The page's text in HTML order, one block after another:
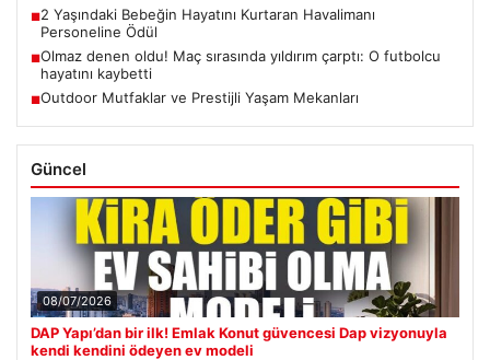
■2 Yaşındaki Bebeğin Hayatını Kurtaran Havalimanı
Personeline Ödül
■Olmaz denen oldu! Maç sırasında yıldırım çarptı: O futbolcu
hayatını kaybetti
■Outdoor Mutfaklar ve Prestijli Yaşam Mekanları
Güncel
08/07/2026
DAP Yapı’dan bir ilk! Emlak Konut güvencesi Dap vizyonuyla
kendi kendini ödeyen ev modeli